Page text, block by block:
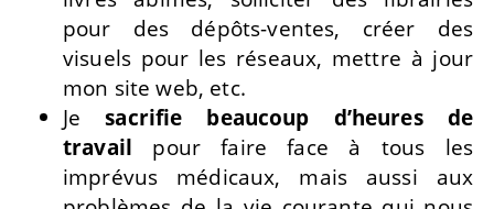
pour des dépôts-ventes, créer des
visuels pour les réseaux, mettre à jour
mon site web, etc.
Jesacrifie beaucoup d’heures de
travail pour faire face à tous les
imprévus médicaux, mais aussi aux